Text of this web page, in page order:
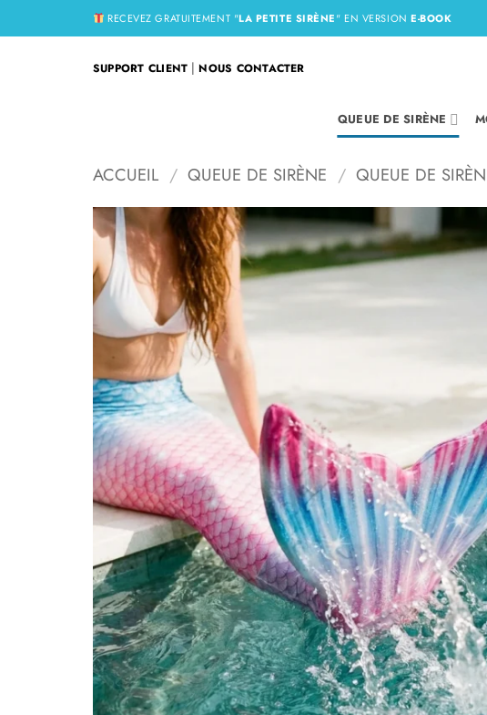
au
RECEVEZ GRATUITEMENT "LA PETITE SIRÈNE" EN VERSIONE-BOOK
SUPPORT CLIENT |NOUS CONTACTER
QUEUE DE SIRÈNE
ACCUEIL / QUEUE DE SIRÈNE / QUEUE DE